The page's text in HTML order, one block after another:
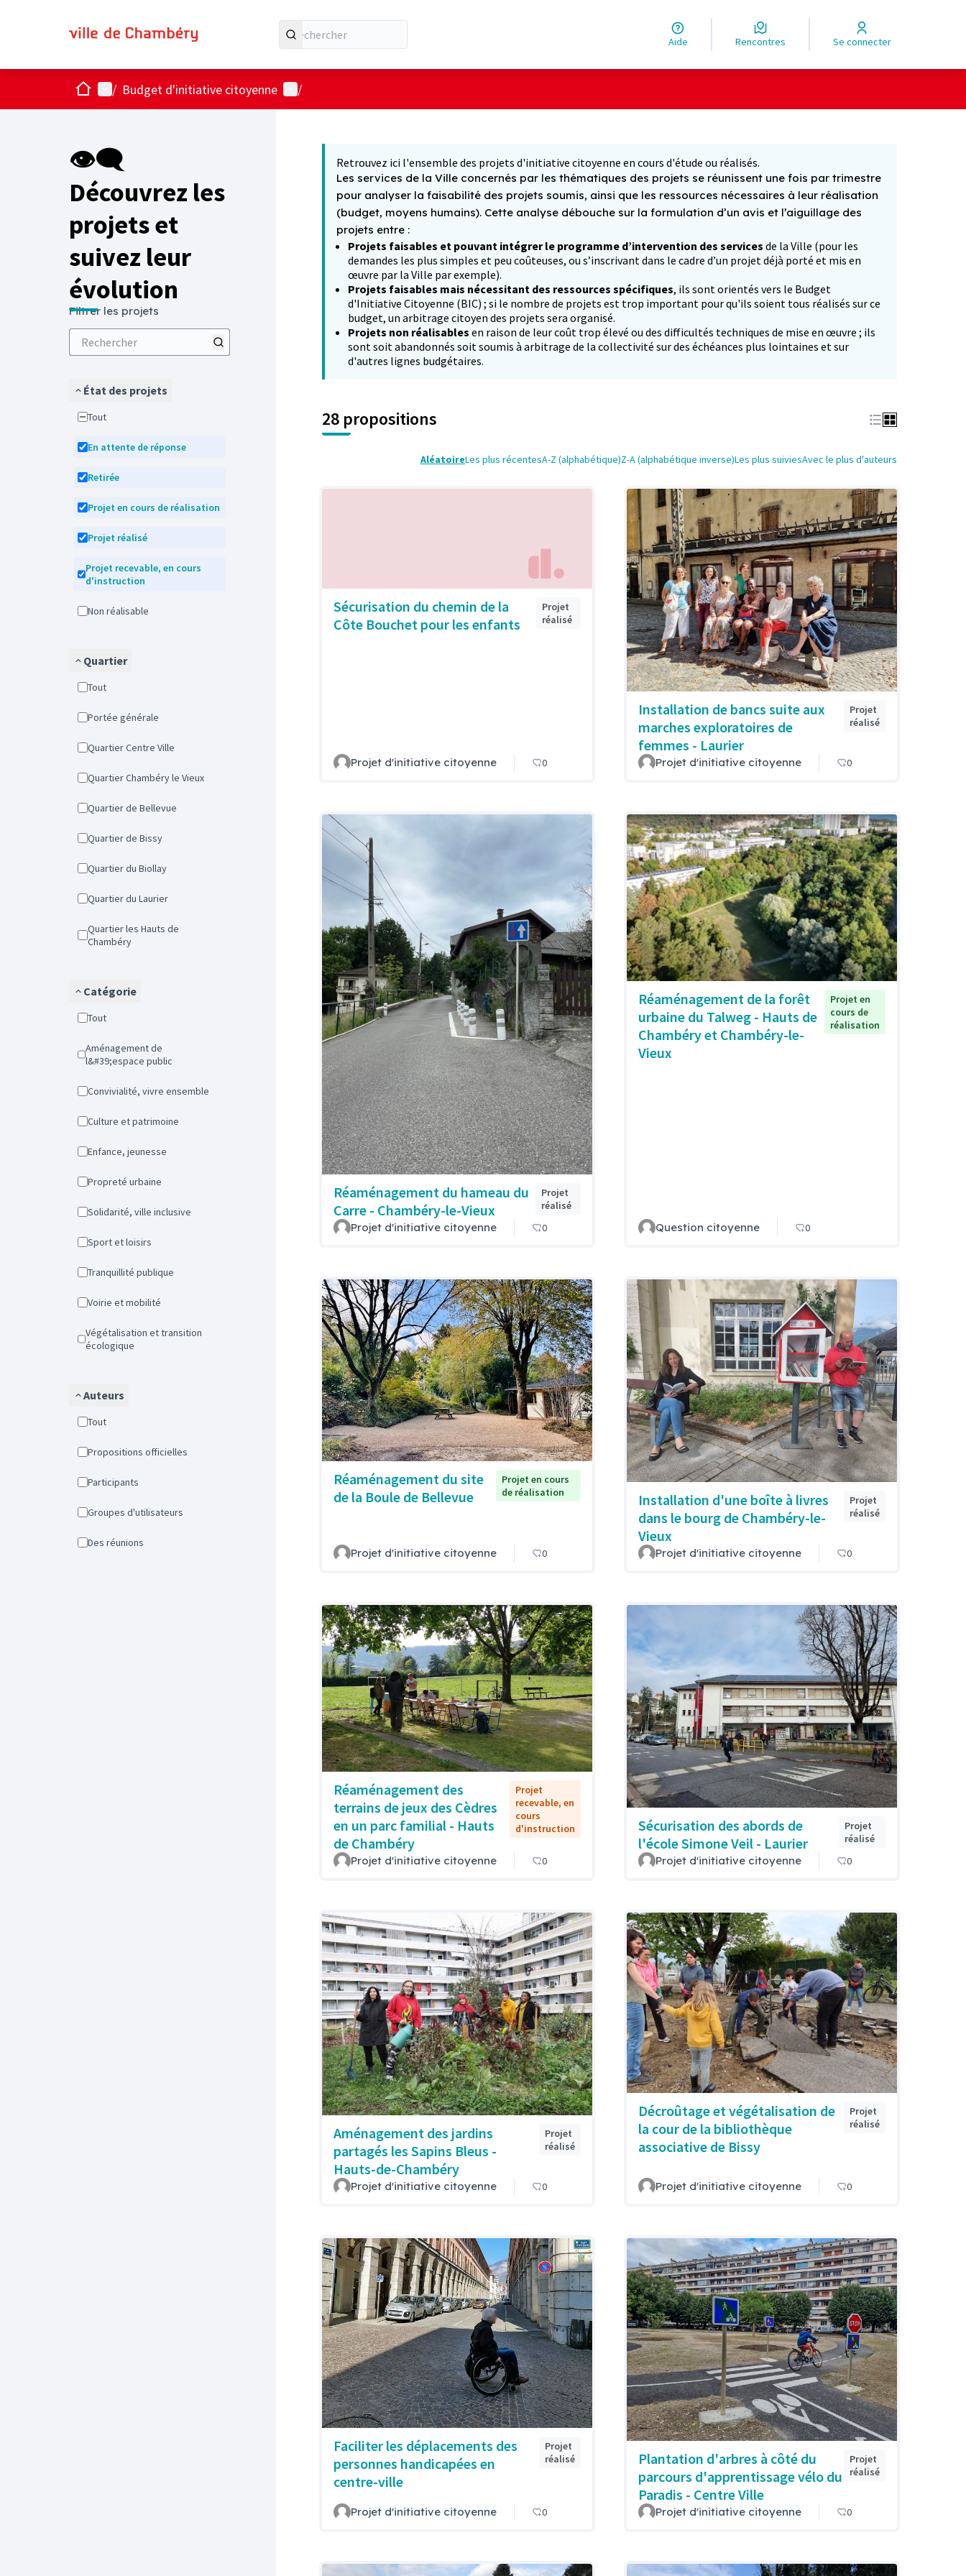
Aide Rencontres Se connecter
AccueilMenu principal
/ Budget d'initiative citoyenne Menu utilisateur
/
👁‍🗨
Découvrez les
projets et
suivez leur
évolution
Filtrer les projets
État des projets
Tout
En attente de réponse
Retirée
Projet en cours de réalisation
Projet réalisé
Projet recevable, en cours
d'instruction
Non réalisable
Quartier
Tout
Portée générale
Quartier Centre Ville
Quartier Chambéry le Vieux
Quartier de Bellevue
Quartier de Bissy
Quartier du Biollay
Quartier du Laurier
Quartier les Hauts de
Chambéry
Catégorie
Tout
Aménagement de
l&#39;espace public
Convivialité, vivre ensemble
Culture et patrimoine
Enfance, jeunesse
Propreté urbaine
Solidarité, ville inclusive
Sport et loisirs
Tranquillité publique
Voirie et mobilité
Végétalisation et transition
écologique
Auteurs
Tout
Propositions officielles
Participants
Groupes d'utilisateurs
Des réunions
Retrouvez ici l'ensemble des projets d'initiative citoyenne en cours d'étude ou réalisés.
Les services de la Ville concernés par les thématiques des projets se réunissent une fois par trimestre
pour analyser la faisabilité des projets soumis, ainsi que les ressources nécessaires à leur réalisation
(budget, moyens humains). Cette analyse débouche sur la formulation d’un avis et l’aiguillage des
projets entre :
Projets faisables et pouvant intégrer le programme d’intervention des services de la Ville (pour les
demandes les plus simples et peu coûteuses, ou s’inscrivant dans le cadre d’un projet déjà porté et mis en
œuvre par la Ville par exemple).
Projets faisables mais nécessitant des ressources spécifiques, ils sont orientés vers le Budget
d'Initiative Citoyenne (BIC) ; si le nombre de projets est trop important pour qu'ils soient tous réalisés sur ce
budget, un arbitrage citoyen des projets sera organisé.
Projets non réalisables en raison de leur coût trop élevé ou des difficultés techniques de mise en œuvre ; ils
sont soit abandonnés soit soumis à arbitrage de la collectivité sur des échéances plus lointaines et sur
d'autres lignes budgétaires.
28 propositions
AléatoireLes plus récentesA-Z (alphabétique)Z-A (alphabétique inverse)Les plus suiviesAvec le plus d'auteurs
Sécurisation du chemin de la
Côte Bouchet pour les enfants
Projet
réalisé
Projet d'initiative citoyenne 0
Installation de bancs suite aux
marches exploratoires de
femmes - Laurier
Projet
réalisé
Projet d'initiative citoyenne 0
Réaménagement du hameau du
Carre - Chambéry-le-Vieux
Projet
réalisé
Projet d'initiative citoyenne 0
Réaménagement de la forêt
urbaine du Talweg - Hauts de
Chambéry et Chambéry-le-
Vieux
Projet en
cours de
réalisation
Question citoyenne 0
Réaménagement du site
de la Boule de Bellevue
Projet en cours
de réalisation
Projet d'initiative citoyenne 0
Installation d'une boîte à livres
dans le bourg de Chambéry-le-
Vieux
Projet
réalisé
Projet d'initiative citoyenne 0
Réaménagement des
terrains de jeux des Cèdres
en un parc familial - Hauts
de Chambéry
Projet
recevable, en
cours
d'instruction
Projet d'initiative citoyenne 0
Sécurisation des abords de
l'école Simone Veil - Laurier
Projet
réalisé
Projet d'initiative citoyenne 0
Aménagement des jardins
partagés les Sapins Bleus -
Hauts-de-Chambéry
Projet
réalisé
Projet d'initiative citoyenne 0
Décroûtage et végétalisation de
la cour de la bibliothèque
associative de Bissy
Projet
réalisé
Projet d'initiative citoyenne 0
Faciliter les déplacements des
personnes handicapées en
centre-ville
Projet
réalisé
Projet d'initiative citoyenne 0
Plantation d'arbres à côté du
parcours d'apprentissage vélo du
Paradis - Centre Ville
Projet
réalisé
Projet d'initiative citoyenne 0